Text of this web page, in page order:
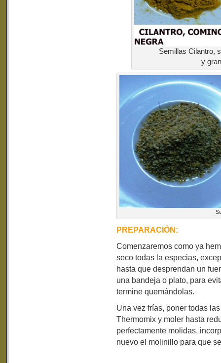
Semillas Cilantro,
y
PREPARACIÓN:
Comenzaremos como ya
seco todas la especias,
hasta que desprendan un
una bandeja o plato, para
termine quemándolas.
Una vez frías, poner todas
Thermomix y moler hasta
perfectamente molidas,
nuevo el molinillo para que